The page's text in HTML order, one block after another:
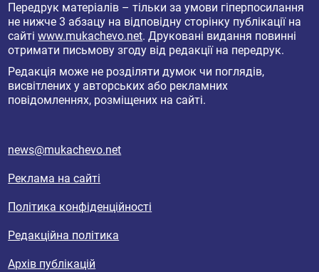
Передрук матеріалів – тільки за умови гіперпосилання
не нижче 3 абзацу на відповідну сторінку публікації на
сайтіwww.mukachevo.net. Друковані видання повинні
отримати письмову згоду від редакції на передрук.
Редакція може не розділяти думок чи поглядів,
висвітлених у авторських або рекламних
повідомленнях, розміщених на сайті.
news@mukachevo.net
Реклама на сайті
Політика конфіденційності
Редакційна політика
Архів публікацій